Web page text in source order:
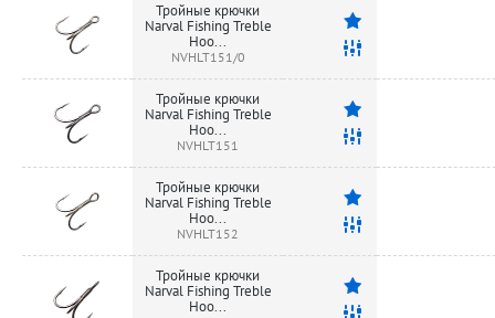
Тройные крючки
Narval Fishing Treble
Hoo...
NVHLT151/0
Тройные крючки
Narval Fishing Treble
Hoo...
NVHLT151
Тройные крючки
Narval Fishing Treble
Hoo...
NVHLT152
Тройные крючки
Narval Fishing Treble
Hoo...